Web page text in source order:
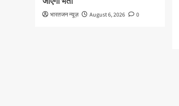
भारतजन न्यूज़ August 6, 2026 0